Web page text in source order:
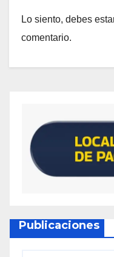
Lo siento, debes
comentario.
Publicaciones